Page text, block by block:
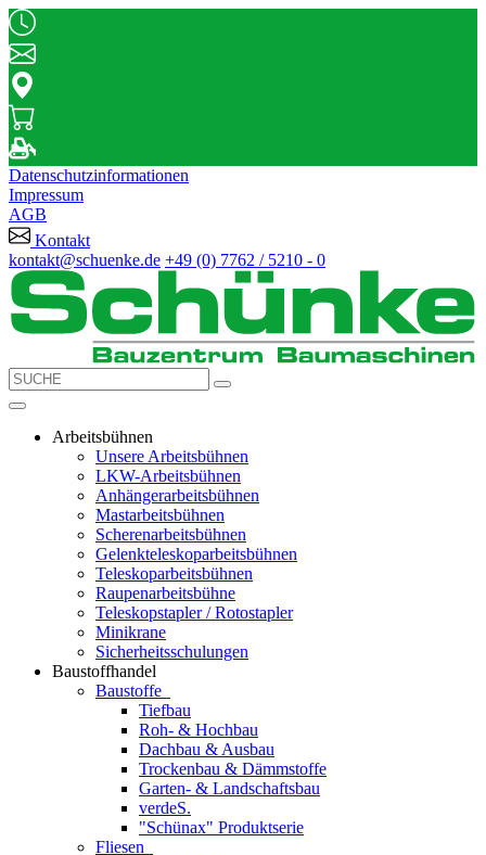
Datenschutzinformationen
Impressum
AGB
Kontakt
kontakt@schuenke.de +49 (0) 7762 / 5210 - 0
Arbeitsbühnen
Unsere Arbeitsbühnen
LKW-Arbeitsbühnen
Anhängerarbeitsbühnen
Mastarbeitsbühnen
Scherenarbeitsbühnen
Gelenkteleskoparbeitsbühnen
Teleskoparbeitsbühnen
Raupenarbeitsbühne
Teleskopstapler / Rotostapler
Minikrane
Sicherheitsschulungen
Baustoffhandel
Baustoffe
Tiefbau
Roh- & Hochbau
Dachbau & Ausbau
Trockenbau & Dämmstoffe
Garten- & Landschaftsbau
verdeS.
"Schünax" Produktserie
Fliesen